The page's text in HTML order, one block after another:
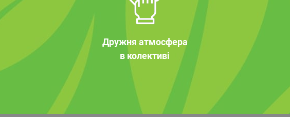
Дружня атмосфера
в колективі